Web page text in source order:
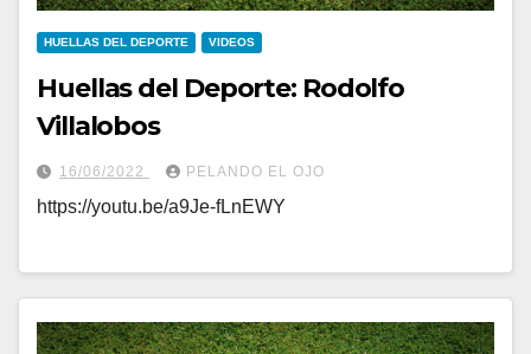
HUELLAS DEL DEPORTE VIDEOS
Huellas del Deporte: Rodolfo
Villalobos
16/06/2022 PELANDO EL OJO
https://youtu.be/a9Je-fLnEWY